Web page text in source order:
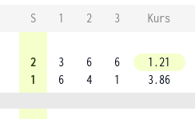
S 1 2 3
Kurs
2
1
3
6
6
4
6
1
1.21
3.86